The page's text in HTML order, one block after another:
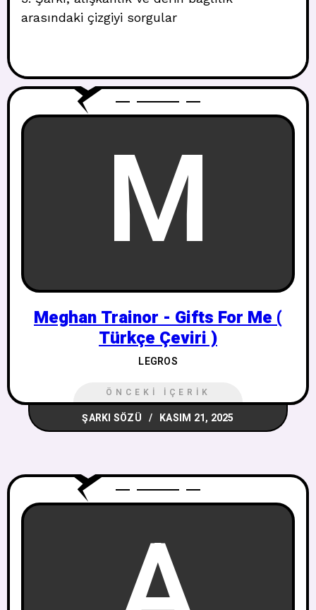
arasındaki çizgiyi sorgular
M
Meghan Trainor - Gifts For Me (
Türkçe Çeviri )
LEGROS
ÖNCEKI İÇERIK
ŞARKI SÖZÜ KASIM 21, 2025